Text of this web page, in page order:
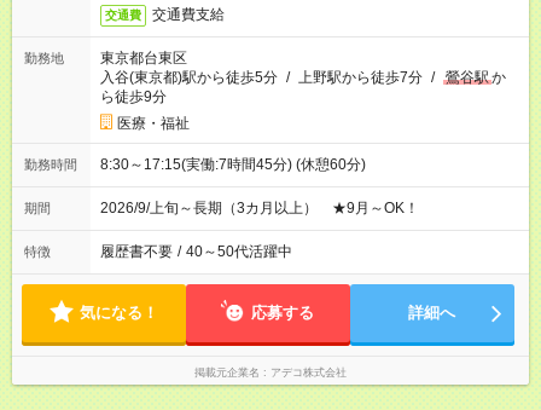
交通費 交通費支給
勤務地
東京都台東区
入谷(東京都)駅から徒歩5分 / 上野駅から徒歩7分 / 鶯谷駅か
ら徒歩9分
医療・福祉
勤務時間 8:30～17:15(実働:7時間45分) (休憩60分)
期間 2026/9/上旬～長期（3カ月以上） ★9月～OK！
特徴 履歴書不要 / 40～50代活躍中
気になる！ 応募する 詳細へ
掲載元企業名 アデコ株式会社